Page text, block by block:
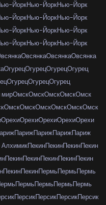
ЙоркНью-ЙоркНью-Йорк
ЙоркНью-ЙоркНью-Йорк
ЙоркНью-ЙоркНью-Йорк
ЙоркНью-ЙоркНью-Йорк
ОвсянкаОвсянкаОвсянка
ОгурецОгурецОгурецОгурец
ОгурецОгурецОгурец
мирОмскОмскОмскОмскОмск
ОмскОмскОмскОмскОмскОмск
ОрехиОрехиОрехиОрехиОрехи
ПарижПарижПарижПариж
ПекинПекинПекинПекин
ПекинПекинПекинПекинПекин
ПекинПекинПермьПермьПермь
ПермьПермьПермьПермь
ПерсикПерсикПерсикПерсик